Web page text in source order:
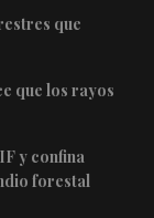
que
que los rayos
y confina
forestal